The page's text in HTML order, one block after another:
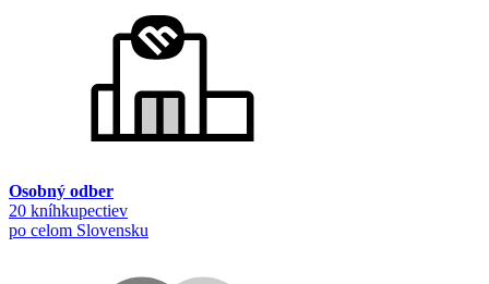
Osobný odber
20 kníhkupectiev
po celom Slovensku